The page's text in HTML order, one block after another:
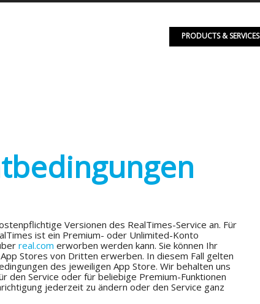
PRODUCTS & SERVICES
Versionen des RealTimes-Service an. Für
ist ein Premium- oder Unlimited-Konto
real.com erworben werden kann. Sie können Ihr
Stores von Dritten erwerben. In diesem Fall gelten
des jeweiligen App Store. Wir behalten uns
den Service oder für beliebige Premium-Funktionen
jederzeit zu ändern oder den Service ganz